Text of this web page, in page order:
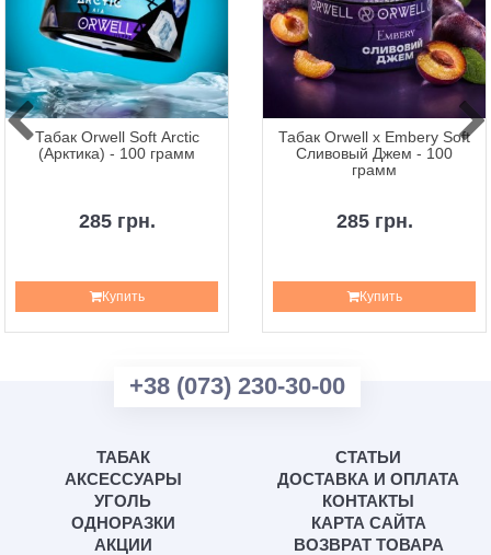
Табак Orwell Soft Arctic
(Арктика) - 100 грамм
285 грн.
Купить
Табак Orwell x Embery Soft
Сливовый Джем - 100
грамм
285 грн.
Купить
+38 (073) 230-30-00
ТАБАК
АКСЕССУАРЫ
УГОЛЬ
ОДНОРАЗКИ
АКЦИИ
СТАТЬИ
ДОСТАВКА И ОПЛАТА
КОНТАКТЫ
КАРТА САЙТА
ВОЗВРАТ ТОВАРА